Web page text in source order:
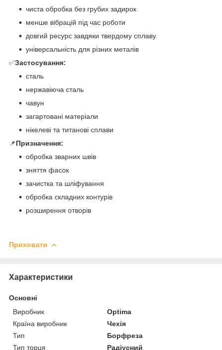
чиста обробка без грубих задирок
менше вібрацій під час роботи
довгий ресурс завдяки твердому сплаву
універсальність для різних металів
✅Застосування:
сталь
нержавіюча сталь
чавун
загартовані матеріали
нікелеві та титанові сплави
📌Призначення:
обробка зварних швів
зняття фасок
зачистка та шліфування
обробка складних контурів
розширення отворів
Приховати
Характеристики
Основні
Виробник
Optima
Країна виробник
Чехія
Тип
Борфреза
Тип торця
Радіусний